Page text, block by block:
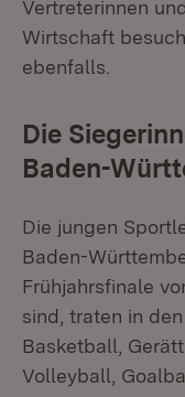
Vertreterinnen
Wirtschaft
ebenfalls.
Die
Baden-
Die jungen
Baden-
Frühjahrsfinale
sind, traten in
Basketball,
Volleyball,